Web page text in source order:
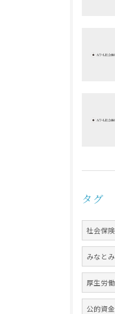
タグ
社会保
みなと
厚生労
公的資金